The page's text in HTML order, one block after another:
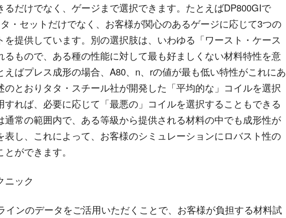
るだけでなく、ゲージまで選択できます。たとえばDP800GIで
・セットだけでなく、お客様が関心のあるゲージに応じて3つの
を提供しています。別の選択肢は、いわゆる「ワースト・ケース
るもので、ある種の性能に対して最も好ましくない材料特性を意
えばプレス成形の場合、A80、n、rの値が最も低い特性がこれにあ
のとおりタタ・スチール社が開発した「平均的な」コイルを選択
すれば、必要に応じて「最悪の」コイルを選択することもできる
通常の範囲内で、ある等級から提供される材料の中でも成形性が
表し、これによって、お客様のシミュレーションにロバスト性の
ができます。
ニック
インのデータをご活用いただくことで、お客様が負担する材料試